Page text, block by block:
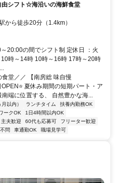
シフト☆海沿いの海鮮食堂
から徒歩20分（1.4km）
20:00の間でシフト制 定休日 ：火
時～14時 10時～16時 17時～20時
堂／／ 【南房総 味自慢
夏休み期間の短期パート・ア
端に位置する、 自然豊かな海...
以内） ランチタイム
扶養内勤務OK
ークOK
1日4時間以内OK
主夫歓迎 60代も応募可
フリーター歓迎
問 車通勤OK 職場見学可